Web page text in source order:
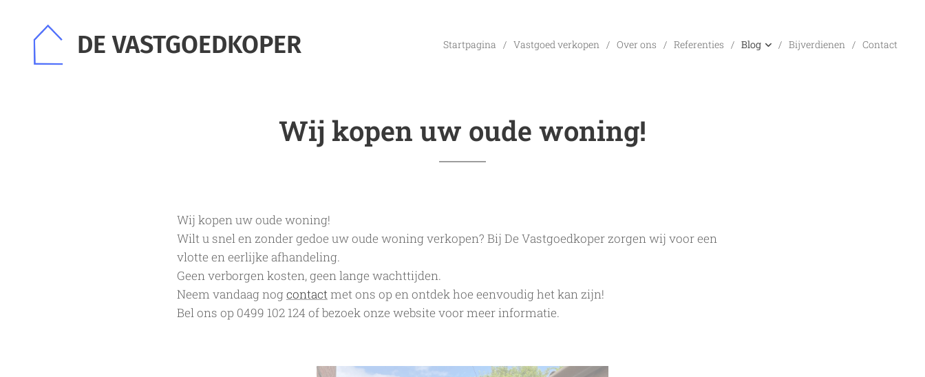
DE VASTGOEDKOPER Startpagina Vastgoed verkopen Over ons Referenties Blog Bijverdienen Contact
Wij kopen uw oude woning!
Wij kopen uw oude woning!
Wilt u snel en zonder gedoe uw oude woning verkopen? Bij De Vastgoedkoper zorgen wij voor een
vlotte en eerlijke afhandeling.
Geen verborgen kosten, geen lange wachttijden.
Neem vandaag nogcontactmet ons op en ontdek hoe eenvoudig het kan zijn!
Bel ons op 0499 102 124 of bezoek onze website voor meer informatie.